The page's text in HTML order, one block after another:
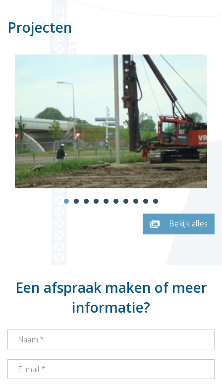
Projecten
Bekijk alles
Een afspraak maken of meer
informatie?